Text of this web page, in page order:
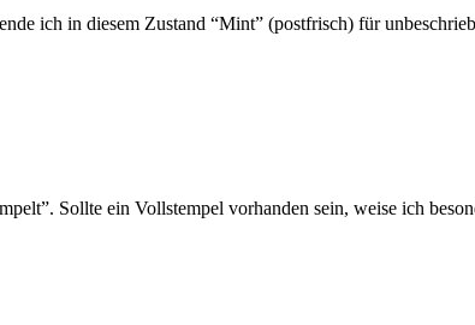
ich in diesem Zustand “Mint” (postfrisch) für
Sollte ein Vollstempel vorhanden sein, weise ich